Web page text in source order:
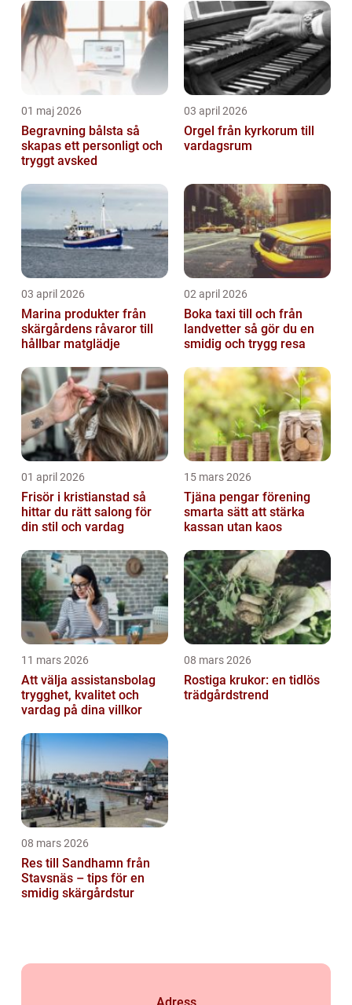
01 maj 2026
Begravning bålsta så
skapas ett personligt och
tryggt avsked
03 april 2026
Orgel från kyrkorum till
vardagsrum
03 april 2026
Marina produkter från
skärgårdens råvaror till
hållbar matglädje
02 april 2026
Boka taxi till och från
landvetter så gör du en
smidig och trygg resa
01 april 2026
Frisör i kristianstad så
hittar du rätt salong för
din stil och vardag
15 mars 2026
Tjäna pengar förening
smarta sätt att stärka
kassan utan kaos
11 mars 2026
Att välja assistansbolag
trygghet, kvalitet och
vardag på dina villkor
08 mars 2026
Rostiga krukor: en tidlös
trädgårdstrend
08 mars 2026
Res till Sandhamn från
Stavsnäs – tips för en
smidig skärgårdstur